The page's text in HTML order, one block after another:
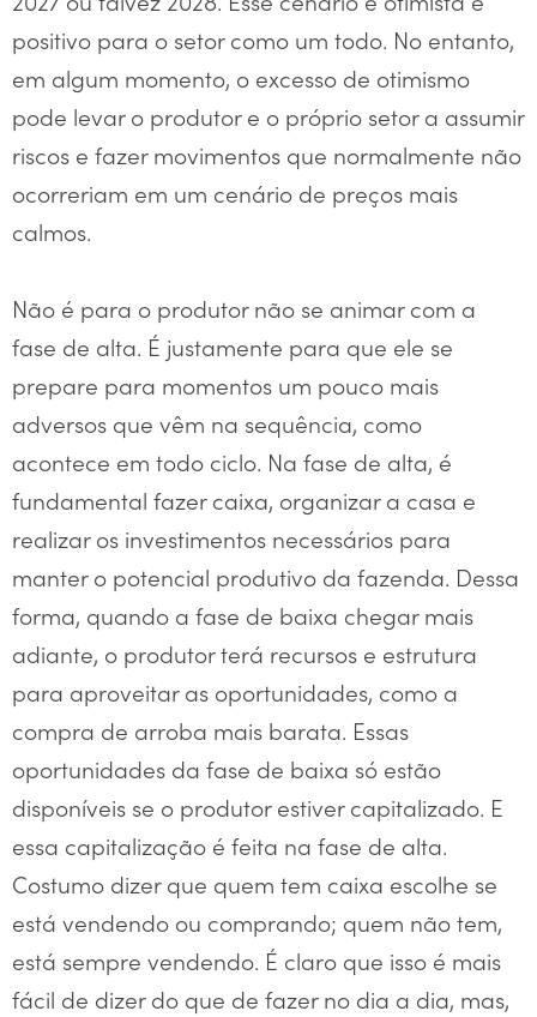
positivo para o setor como um todo. No entanto,
em algum momento, o excesso de otimismo
pode levar o produtor e o próprio setor a assumir
riscos e fazer movimentos que normalmente não
ocorreriam em um cenário de preços mais
calmos.
Não é para o produtor não se animar com a
fase de alta. É justamente para que ele se
prepare para momentos um pouco mais
adversos que vêm na sequência, como
acontece em todo ciclo. Na fase de alta, é
fundamental fazer caixa, organizar a casa e
realizar os investimentos necessários para
manter o potencial produtivo da fazenda. Dessa
forma, quando a fase de baixa chegar mais
adiante, o produtor terá recursos e estrutura
para aproveitar as oportunidades, como a
compra de arroba mais barata. Essas
oportunidades da fase de baixa só estão
disponíveis se o produtor estiver capitalizado. E
essa capitalização é feita na fase de alta.
Costumo dizer que quem tem caixa escolhe se
está vendendo ou comprando; quem não tem,
está sempre vendendo. É claro que isso é mais
fácil de dizer do que de fazer no dia a dia, mas,